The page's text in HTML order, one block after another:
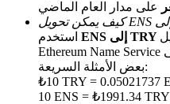
Ethereum Name Service إلى Turkish Lira على الفور. إليك
بعض الأمثلة السريعة:
₺10 TRY = 0.05021737
10 ENS = ₺1991.34 TRY